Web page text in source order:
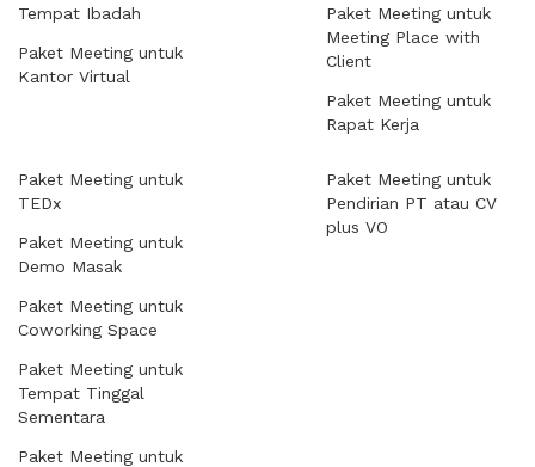
Tempat Ibadah
Paket Meeting untuk
Kantor Virtual
Paket Meeting untuk
Meeting Place with
Client
Paket Meeting untuk
Rapat Kerja
Paket Meeting untuk
TEDx
Paket Meeting untuk
Demo Masak
Paket Meeting untuk
Coworking Space
Paket Meeting untuk
Tempat Tinggal
Sementara
Paket Meeting untuk
Paket Meeting untuk
Pendirian PT atau CV
plus VO